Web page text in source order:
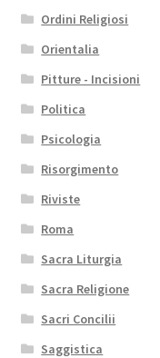
Ordini Religiosi
Orientalia
Pitture - Incisioni
Politica
Psicologia
Risorgimento
Riviste
Roma
Sacra Liturgia
Sacra Religione
Sacri Concilii
Saggistica